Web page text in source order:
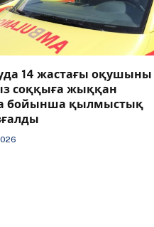
14 жастағы оқушыны
соққыға жыққан
бойынша қылмыстық